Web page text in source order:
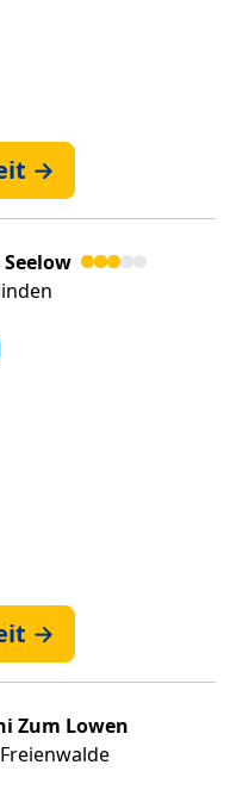
→
→
Zum Lowen